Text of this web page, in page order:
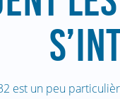
est un peu